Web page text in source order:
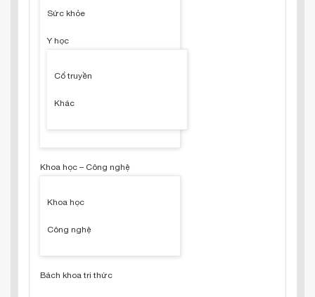
Sức khỏe
Y học
Cổ truyền
Khác
Khoa học – Công nghệ
Khoa học
Công nghệ
Bách khoa tri thức